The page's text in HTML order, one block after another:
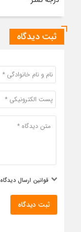
ثبت دیدگاه
قوانین ارسال دیدگاه
ثبت دیدگاه